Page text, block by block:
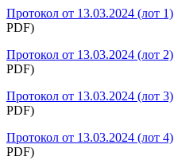
Протокол от 13.03.2024 (лот 1)
PDF)
Протокол от 13.03.2024 (лот 2)
PDF)
Протокол от 13.03.2024 (лот 3)
PDF)
Протокол от 13.03.2024 (лот 4)
PDF)